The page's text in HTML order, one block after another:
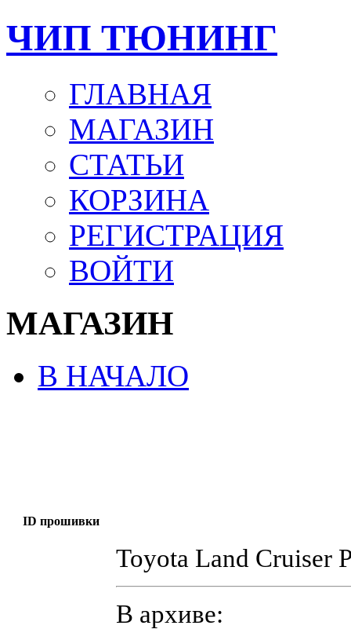
ЧИП ТЮНИНГ
ГЛАВНАЯ
МАГАЗИН
СТАТЬИ
КОРЗИНА
РЕГИСТРАЦИЯ
ВОЙТИ
МАГАЗИН
В НАЧАЛО
ID прошивки
Toyota Land Cruiser
В архиве: